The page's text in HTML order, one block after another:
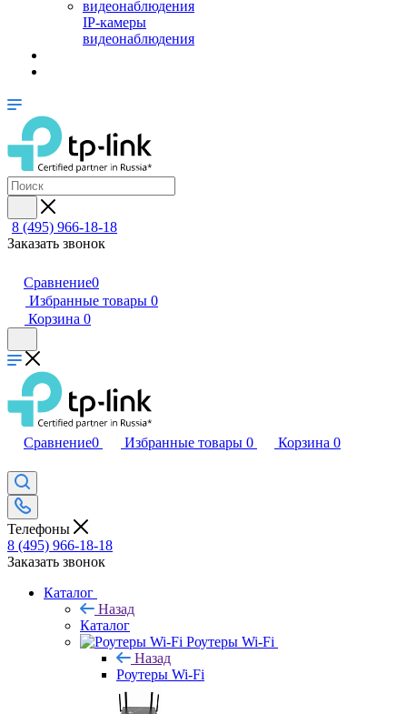
IP-камеры
видеонаблюдения
8 (495) 966-18-18
Заказать звонок
Сравнение0
Избранные товары 0
Корзина 0
Сравнение0 Избранные товары 0 Корзина 0
Телефоны
8 (495) 966-18-18
Заказать звонок
Каталог
Назад
Каталог
Роутеры Wi-Fi
Назад
Роутеры Wi-Fi